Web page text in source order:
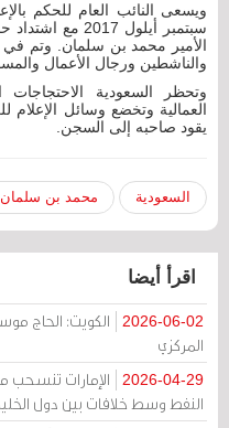
ويسعى النائب العام للحكم
سبتمبر أيلول
الأمير محمد بن سلمان. وتم في
والناشطين ورجال الأعمال
وتحظر السعودية الاحتجاجات
العمالية وتخضع وسائل الإعلام
يقود صاحبه إلى السجن.
السعودية محمد بن سلمان
اقرأ أيضا
2026-06-02
الكويت: الحاج
المركزي
2026-04-29
الإمارات
النفط وسط خلافات بين دول